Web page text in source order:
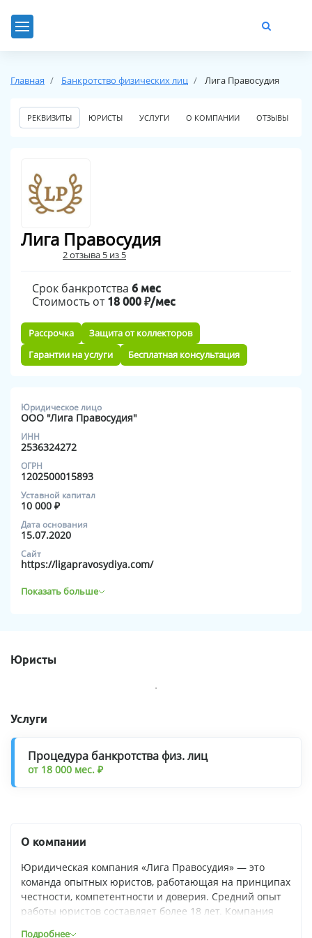
Главная Банкротство физических лиц Лига Правосудия
РЕКВИЗИТЫ ЮРИСТЫ УСЛУГИ О КОМПАНИИ ОТЗЫВЫ
Лига Правосудия
2 отзыва 5 из 5
Срок банкротства 6 мес
Стоимость от 18 000 ₽/мес
Рассрочка
Защита от коллекторов
Гарантии на услуги
Бесплатная консультация
Юридическое лицо
ООО "Лига Правосудия"
ИНН
2536324272
ОГРН
1202500015893
Уставной капитал
10 000 ₽
Дата основания
15.07.2020
Сайт
https://ligapravosydiya.com/
Юристы
Услуги
Процедура банкротства физ. лиц
от 18 000 мес. ₽
О компании
Юридическая компания «Лига Правосудия» — это
команда опытных юристов, работающая на принципах
честности, компетентности и доверия. Средний опыт
работы юристов составляет более 18 лет. Компания